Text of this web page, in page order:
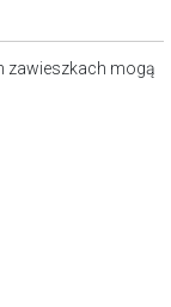
zawieszkach mogą
na zdjęciu.